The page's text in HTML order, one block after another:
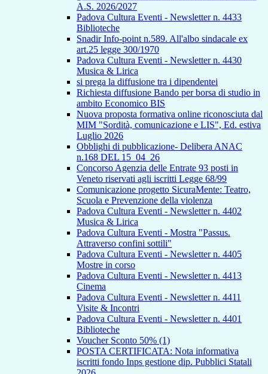
A.S. 2026/2027
Padova Cultura Eventi - Newsletter n. 4433
Biblioteche
Snadir Info-point n.589. All'albo sindacale ex
art.25 legge 300/1970
Padova Cultura Eventi - Newsletter n. 4430
Musica & Lirica
si prega la diffusione tra i dipendentei
Richiesta diffusione Bando per borsa di studio in
ambito Economico BIS
Nuova proposta formativa online riconosciuta dal
MIM "Sordità, comunicazione e LIS", Ed. estiva
Luglio 2026
Obblighi di pubblicazione- Delibera ANAC
n.168 DEL 15_04_26
Concorso Agenzia delle Entrate 93 posti in
Veneto riservati agli iscritti Legge 68/99
Comunicazione progetto SicuraMente: Teatro,
Scuola e Prevenzione della violenza
Padova Cultura Eventi - Newsletter n. 4402
Musica & Lirica
Padova Cultura Eventi - Mostra "Passus.
Attraverso confini sottili"
Padova Cultura Eventi - Newsletter n. 4405
Mostre in corso
Padova Cultura Eventi - Newsletter n. 4413
Cinema
Padova Cultura Eventi - Newsletter n. 4411
Visite & Incontri
Padova Cultura Eventi - Newsletter n. 4401
Biblioteche
Voucher Sconto 50% (1)
POSTA CERTIFICATA: Nota informativa
iscritti fondo Inps gestione dip. Pubblici Statali